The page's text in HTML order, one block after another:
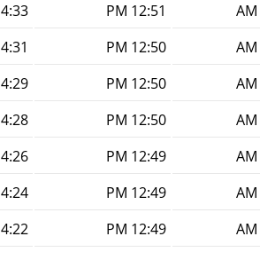
12:51 PM
4:33 PM
12:50 PM
4:31 PM
12:50 PM
4:29 PM
12:50 PM
4:28 PM
12:49 PM
4:26 PM
12:49 PM
4:24 PM
12:49 PM
4:22 PM